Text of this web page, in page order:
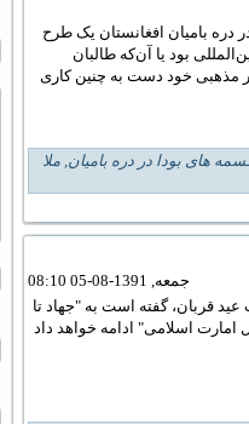
دره بامیان افغانستان یک طرح
بود یا آن‌که طالبان
مذهبی خود دست به چنین کاری
های بودا در دره بامیان, ملا
جمعه, 1391-08-05 08:10
عيد قربان، گفته است به "جهاد تا
امارت اسلامی" ادامه خواهد داد